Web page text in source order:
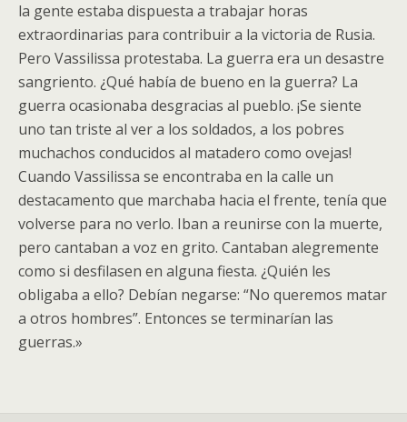
la gente estaba dispuesta a trabajar horas
extraordinarias para contribuir a la victoria de Rusia.
Pero Vassilissa protestaba. La guerra era un desastre
sangriento. ¿Qué había de bueno en la guerra? La
guerra ocasionaba desgracias al pueblo. ¡Se siente
uno tan triste al ver a los soldados, a los pobres
muchachos conducidos al matadero como ovejas!
Cuando Vassilissa se encontraba en la calle un
destacamento que marchaba hacia el frente, tenía que
volverse para no verlo. Iban a reunirse con la muerte,
pero cantaban a voz en grito. Cantaban alegremente
como si desfilasen en alguna fiesta. ¿Quién les
obligaba a ello? Debían negarse: “No queremos matar
a otros hombres”. Entonces se terminarían las
guerras.»